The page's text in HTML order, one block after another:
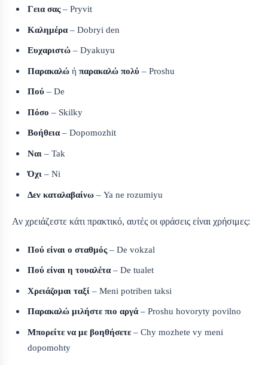
Γεια σας– Pryvit
Καλημέρα– Dobryi den
Ευχαριστώ – Dyakuyu
Παρακαλώ ήπαρακαλώ πολύ – Proshu
Πού – De
Πόσο – Skilky
Βοήθεια– Dopomozhit
Ναι – Tak
Όχι – Ni
Δεν καταλαβαίνω – Ya ne rozumiyu
Αν χρειάζεστε κάτι πρακτικό, αυτές οι φράσεις είναι χρήσιμες:
Πού είναι ο σταθμός– De vokzal
Πού είναι η τουαλέτα– De tualet
Χρειάζομαι ταξί – Meni potriben taksi
Παρακαλώ μιλήστε πιο αργά– Proshu hovoryty povilno
Μπορείτε να με βοηθήσετε – Chy mozhete vy meni
dopomohty